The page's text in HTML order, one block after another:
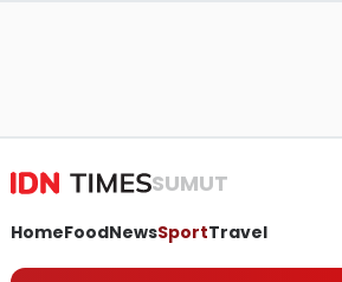
SUMUT
HomeFoodNewsSportTravel